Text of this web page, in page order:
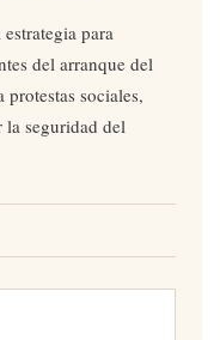
para
del arranque del
sociales,
seguridad del